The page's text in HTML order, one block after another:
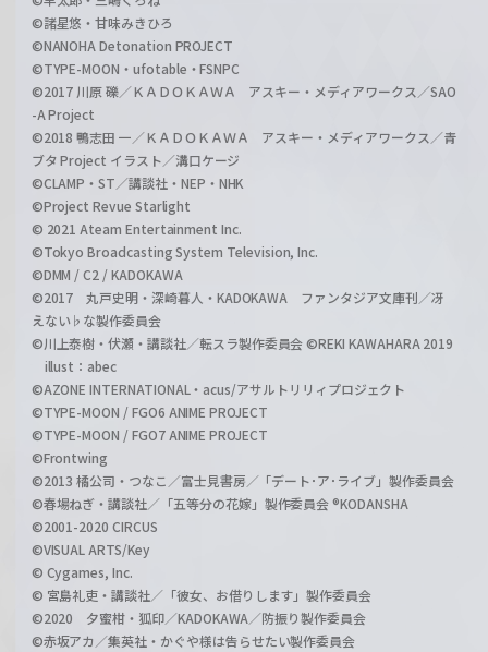
©諸星悠・甘味みきひろ
©NANOHA Detonation PROJECT
©TYPE-MOON・ufotable・FSNPC
©2017 川原 礫／ＫＡＤＯＫＡＷＡ アスキー・メディアワークス／SAO
-A Project
©2018 鴨志田 一／ＫＡＤＯＫＡＷＡ アスキー・メディアワークス／青
ブタ Project イラスト／溝口ケージ
©CLAMP・ST／講談社・NEP・NHK
©Project Revue Starlight
© 2021 Ateam Entertainment Inc.
©Tokyo Broadcasting System Television, Inc.
©DMM / C2 / KADOKAWA
©2017 丸戸史明・深崎暮人・KADOKAWA ファンタジア文庫刊／冴
えない♭な製作委員会
©川上泰樹・伏瀬・講談社／転スラ製作委員会 ©REKI KAWAHARA 2019
illust：abec
©AZONE INTERNATIONAL・acus/アサルトリリィプロジェクト
©TYPE-MOON / FGO6 ANIME PROJECT
©TYPE-MOON / FGO7 ANIME PROJECT
©Frontwing
©2013 橘公司・つなこ／富士見書房／「デート･ア･ライブ」製作委員会
©春場ねぎ・講談社／「五等分の花嫁」製作委員会 ®KODANSHA
©2001-2020 CIRCUS
©VISUAL ARTS/Key
© Cygames, Inc.
© 宮島礼吏・講談社／「彼女、お借りします」製作委員会
©2020 夕蜜柑・狐印／KADOKAWA／防振り製作委員会
©赤坂アカ／集英社・かぐや様は告らせたい製作委員会